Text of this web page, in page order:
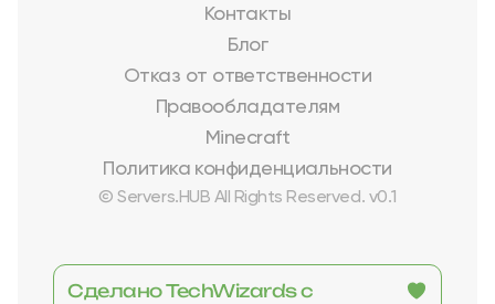
Контакты
Блог
Отказ от ответственности
Правообладателям
Minecraft
Политика конфиденциальности
© Servers.HUB All Rights Reserved. v0.1
Сделано TechWizards с